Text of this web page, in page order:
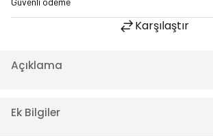
Karşılaştır
Açıklama
Ek Bilgiler